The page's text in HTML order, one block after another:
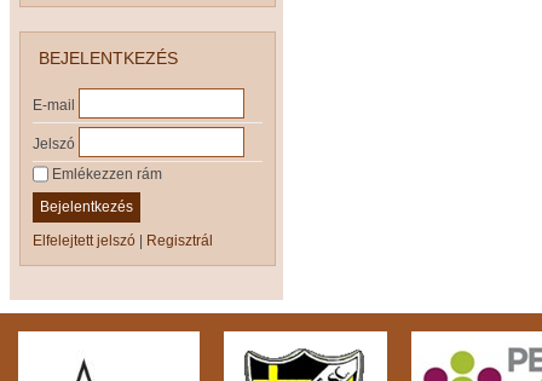
BEJELENTKEZÉS
E-mail
Jelszó
Emlékezzen rám
Bejelentkezés
Elfelejtett jelszó | Regisztrál